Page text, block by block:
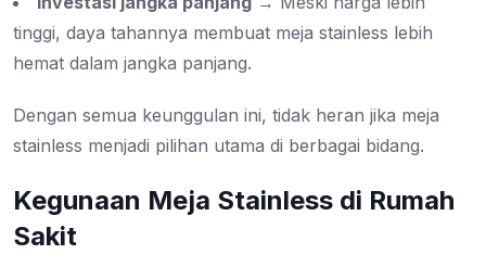
tinggi, daya tahannya membuat meja stainless lebih
hemat dalam jangka panjang.
Dengan semua keunggulan ini, tidak heran jika meja
stainless menjadi pilihan utama di berbagai bidang.
Kegunaan Meja Stainless di Rumah
Sakit